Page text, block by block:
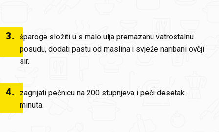
3. šparoge složiti u s malo ulja premazanu vatrostalnu
posudu, dodati pastu od maslina i svježe naribani ovčji
sir.
4.
zagrijati pečnicu na 200 stupnjeva i peči desetak
minuta..